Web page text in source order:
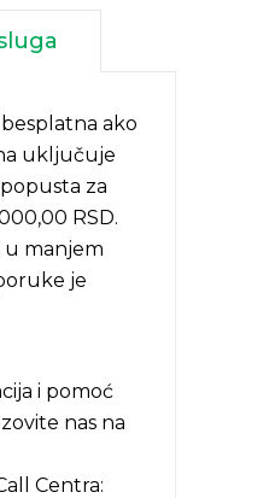
ako
uključuje
za
RSD.
u manjem
je
i pomoć
nas na
Centra: